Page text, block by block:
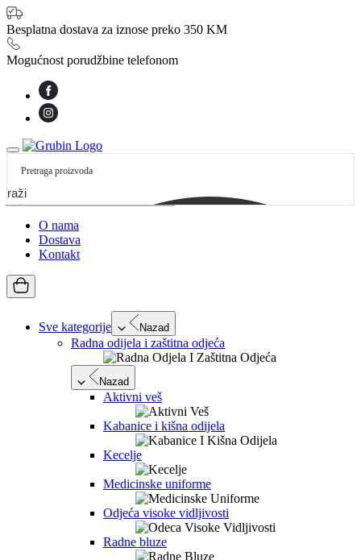
Besplatna dostava za iznose preko 350 KM
Mogućnost porudžbine telefonom
O nama
Dostava
Kontakt
Sve kategorije Nazad
Radna odijela i zaštitna odjeća
Nazad
Aktivni veš
Kabanice i kišna odijela
Kecelje
Medicinske uniforme
Odjeća visoke vidljivosti
Radne bluze